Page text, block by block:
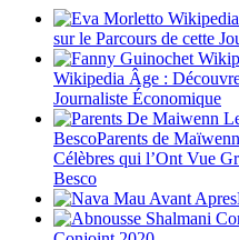
sur le Parcours de cette
Wikipedia Âge :
Journaliste Économique
BescoParents de
Célèbres qui l’Ont Vue
Besco